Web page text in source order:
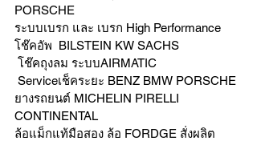
PORSCHE
ระบบเบรก และ เบรก High Performance
โช๊คอัพ  BILSTEIN KW SACHS
โช๊คถุงลม ระบบAIRMATIC
Serviceเช็คระยะ BENZ BMW PORSCHE
ยางรถยนต์ MICHELIN PIRELLI
CONTINENTAL
ล้อแม็กแท้มือสอง ล้อ FORDGE สั่งผลิต